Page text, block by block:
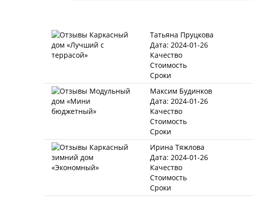
Татьяна Пруцкова
Дата: 2024-01-26
Качество
Стоимость
Сроки
Максим Будинков
Дата: 2024-01-26
Качество
Стоимость
Сроки
Ирина Тяжлова
Дата: 2024-01-26
Качество
Стоимость
Сроки